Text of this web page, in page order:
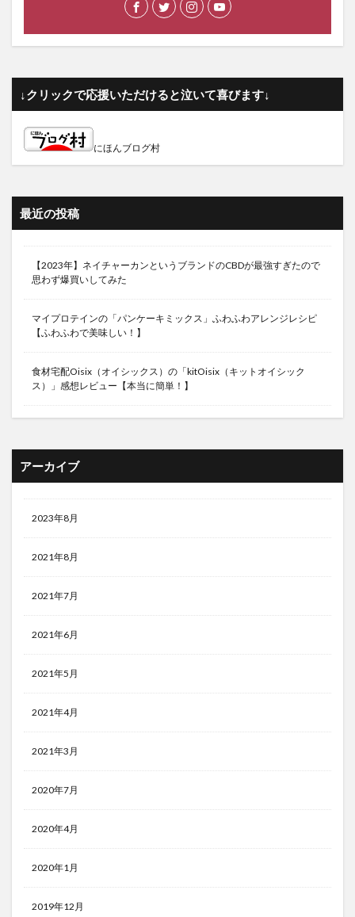
↓クリックで応援いただけると泣いて喜びます↓
にほんブログ村
最近の投稿
【2023年】ネイチャーカンというブランドのCBDが最強すぎたので
思わず爆買いしてみた
マイプロテインの「パンケーキミックス」ふわふわアレンジレシピ
【ふわふわで美味しい！】
食材宅配Oisix（オイシックス）の「kitOisix（キットオイシック
ス）」感想レビュー【本当に簡単！】
アーカイブ
2023年8月
2021年8月
2021年7月
2021年6月
2021年5月
2021年4月
2021年3月
2020年7月
2020年4月
2020年1月
2019年12月